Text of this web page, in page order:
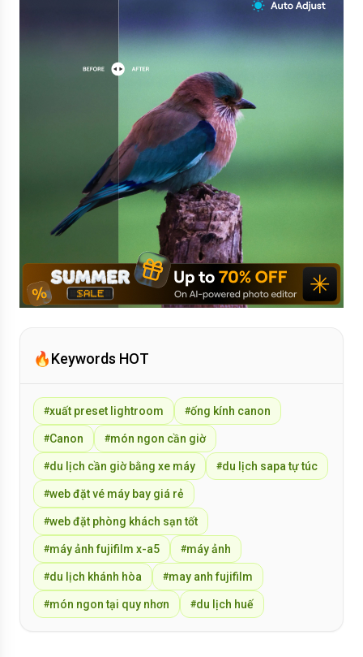
🔥Keywords HOT
#xuất preset lightroom #ống kính canon
#Canon #món ngon cần giờ
#du lịch cần giờ bằng xe máy #du lịch sapa tự túc
#web đặt vé máy bay giá rẻ
#web đặt phòng khách sạn tốt
#máy ảnh fujifilm x-a5 #máy ảnh
#du lịch khánh hòa #may anh fujifilm
#món ngon tại quy nhơn #du lịch huế